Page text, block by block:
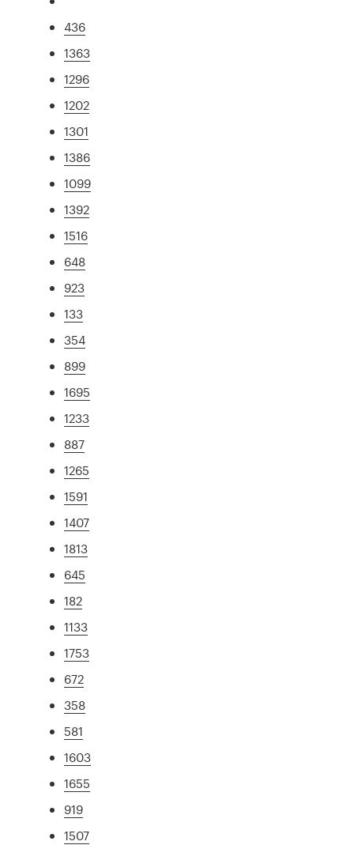
436
1363
1296
1202
1301
1386
1099
1392
1516
648
923
133
354
899
1695
1233
887
1265
1591
1407
1813
645
182
1133
1753
672
358
581
1603
1655
919
1507